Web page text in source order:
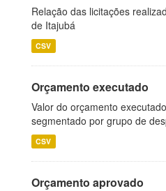
Relação das licitações
de Itajubá
CSV
Orçamento executado
Valor do orçamento
segmentado por grupo de
CSV
Orçamento aprovado